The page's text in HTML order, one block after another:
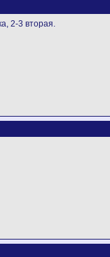
2-3 вторая.